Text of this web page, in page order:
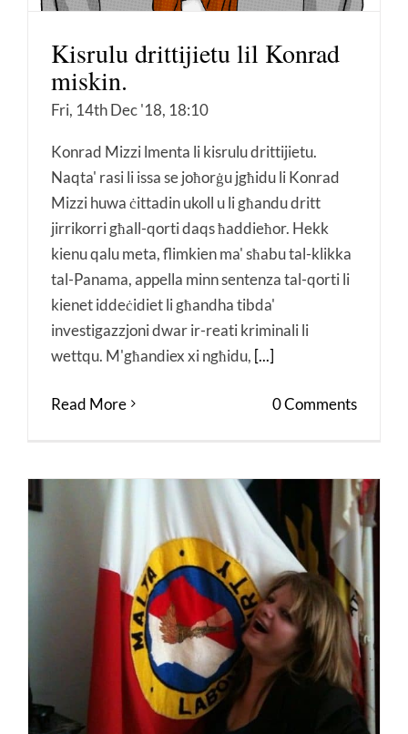
Kisrulu drittijietu lil Konrad
miskin.
Fri, 14th Dec '18, 18:10
Konrad Mizzi lmenta li kisrulu drittijietu.
Naqta' rasi li issa se joħorġu jgħidu li Konrad
Mizzi huwa ċittadin ukoll u li għandu dritt
jirrikorri għall-qorti daqs ħaddieħor. Hekk
kienu qalu meta, flimkien ma' sħabu tal-klikka
tal-Panama, appella minn sentenza tal-qorti li
kienet iddeċidiet li għandha tibda'
investigazzjoni dwar ir-reati kriminali li
wettqu. M'għandiex xi ngħidu, [...]
Read More 0 Comments